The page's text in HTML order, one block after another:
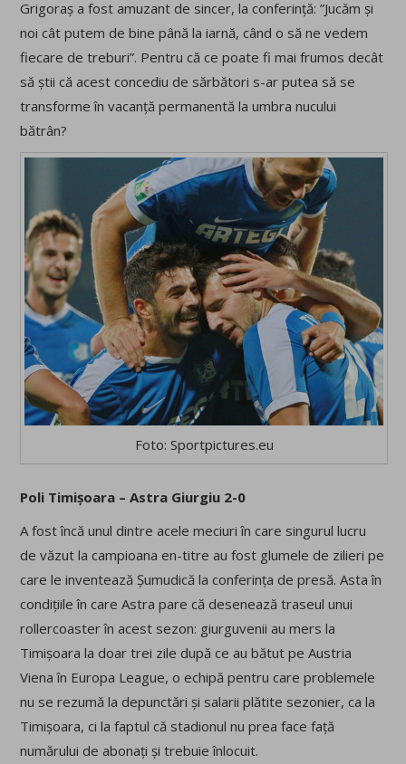
Grigoraș a fost amuzant de sincer, la conferință: ”Jucăm și
noi cât putem de bine până la iarnă, când o să ne vedem
fiecare de treburi”. Pentru că ce poate fi mai frumos decât
să știi că acest concediu de sărbători s-ar putea să se
transforme în vacanță permanentă la umbra nucului
bătrân?
Foto: Sportpictures.eu
Poli Timișoara – Astra Giurgiu 2-0
A fost încă unul dintre acele meciuri în care singurul lucru
de văzut la campioana en-titre au fost glumele de zilieri pe
care le inventează Șumudică la conferința de presă. Asta în
condițiile în care Astra pare că desenează traseul unui
rollercoaster în acest sezon: giurguvenii au mers la
Timișoara la doar trei zile după ce au bătut pe Austria
Viena în Europa League, o echipă pentru care problemele
nu se rezumă la depunctări și salarii plătite sezonier, ca la
Timișoara, ci la faptul că stadionul nu prea face față
numărului de abonați și trebuie înlocuit.